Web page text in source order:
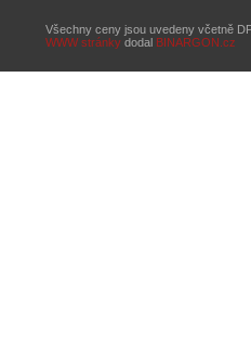
Všechny ceny jsou uvedeny včetně
WWW stránkydodal BINARGON.cz